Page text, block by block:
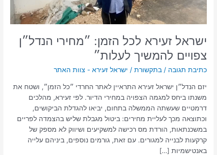
ישראל זעירא לכל הזמן: ״מחירי הנדל״ן
צפויים להמשיך לעלות״
כתיבת תגובה /בתקשורת / ישראל זעירא - צוות האתר
יזם הנדל״ן ישראל זעירא התראיין לאתר החרדי ״כל הזמן״, ושטח את
משנתו ביחס למגמה הצפויה במחירי הדיור. לפי זעירא, מהלכים
דרמטיים שעשתה הממשלה בתחום, יביאו להגדלת הביקושים,
וכתוצאה מכך לעליית מחירים: ביטול מגבלת שליש בהצמדה לפריים
במשכנתאות, הורדת מס רכישה למשקיעים ושיווק לא מספק של
קרקעות לבנייה למגורים. עם זאת, גורמים נוספים, ביניהם עלייה
באנטישמיות […]